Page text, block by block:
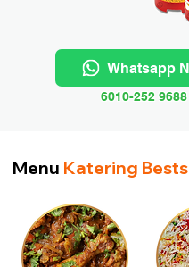
Whatsapp
6010-252 9688
Menu Katering